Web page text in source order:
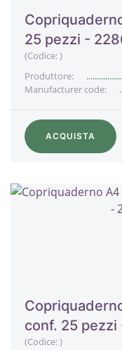
25 pezzi -
(Codice:)
Produttore:
Manufacturer code:
ACQUISTA
conf. 25 pezzi
(Codice:)